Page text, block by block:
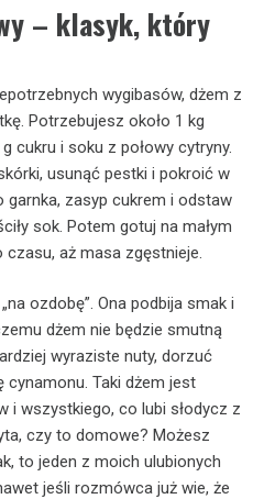
– klasyk, który
wygibasów, dżem z
Potrzebujesz około 1 kg
cukru i soku z połowy cytryny.
usunąć pestki i pokroić w
garnka, zasyp cukrem i odstaw
sok. Potem gotuj na małym
aż masa zgęstnieje.
ozdobę”. Ona podbija smak i
dżem nie będzie smutną
wyraziste nuty, dorzuć
Taki dżem jest
i wszystkiego, co lubi słodycz z
czy to domowe? Możesz
to jeden z moich ulubionych
jeśli rozmówca już wie, że